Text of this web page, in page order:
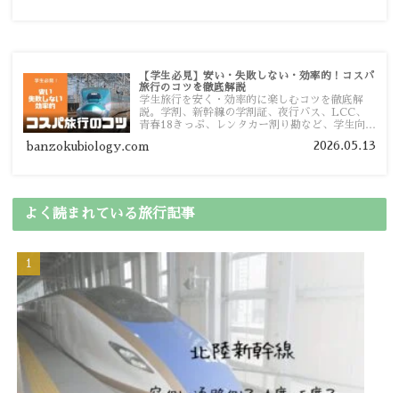
【学生必見】安い・失敗しない・効率的！コスパ
旅行のコツを徹底解説
学生旅行を安く・効率的に楽しむコツを徹底解
説。学割、新幹線の学割証、夜行バス、LCC、
青春18きっぷ、レンタカー割り勘など、学生向け
banzokubiology.com 2026.05.13
よく読まれている旅行記事